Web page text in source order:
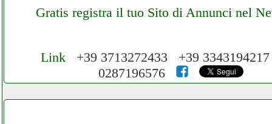
Gratis registra il tuo Sito di Annunci nel
Cerchiamo Collaboratori per Lavoro nel
3.000 € Mese
Link +39 3713272433 +39
0287196576